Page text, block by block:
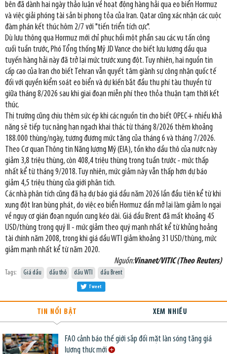
bên đã dành hai ngày thảo luận về hoạt động hàng hải qua eo biển Hormuz
và việc giải phóng tài sản bị phong tỏa của Iran. Qatar cũng xác nhận các cuộc
đàm phán kết thúc hôm 2/7 với "tiến triển tích cực".
Dù lưu thông qua Hormuz mới chỉ phục hồi một phần sau các vụ tấn công
cuối tuần trước, Phó Tổng thống Mỹ JD Vance cho biết lưu lượng dầu qua
tuyến hàng hải này đã trở lại mức trước xung đột. Tuy nhiên, hai nguồn tin
cấp cao của Iran cho biết Tehran vẫn quyết tâm giành sự công nhận quốc tế
đối với quyền kiểm soát eo biển và dự kiến bắt đầu thu phí tàu thuyền từ
giữa tháng 8/2026 sau khi giai đoạn miễn phí theo thỏa thuận tạm thời kết
thúc.
Thị trường cũng chịu thêm sức ép khi các nguồn tin cho biết OPEC+ nhiều khả
năng sẽ tiếp tục nâng hạn ngạch khai thác từ tháng 8/2026 thêm khoảng
188.000 thùng/ngày, tương đương mức tăng của tháng 6 và tháng 7/2026.
Theo Cơ quan Thông tin Năng lượng Mỹ (EIA), tồn kho dầu thô của nước này
giảm 3,8 triệu thùng, còn 408,4 triệu thùng trong tuần trước - mức thấp
nhất kể từ tháng 9/2018. Tuy nhiên, mức giảm này vẫn thấp hơn dự báo
giảm 4,5 triệu thùng của giới phân tích.
Các nhà phân tích cũng đã hạ dự báo giá dầu năm 2026 lần đầu tiên kể từ khi
xung đột Iran bùng phát, do việc eo biển Hormuz dần mở lại làm giảm lo ngại
về nguy cơ gián đoạn nguồn cung kéo dài. Giá dầu Brent đã mất khoảng 45
USD/thùng trong quý II - mức giảm theo quý mạnh nhất kể từ khủng hoảng
tài chính năm 2008, trong khi giá dầu WTI giảm khoảng 31 USD/thùng, mức
giảm mạnh nhất kể từ năm 2020.
Nguồn:Vinanet/VITIC (Theo Reuters)
Tags: Giá dầu dầu thô dầu WTI dầu Brent
Tweet
TIN NỔI BẬT XEM NHIỀU
FAO cảnh báo thế giới sắp đối mặt làn sóng tăng giá
lương thực mới